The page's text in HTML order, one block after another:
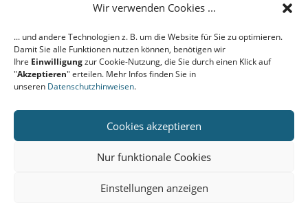
Wir verwenden Cookies ...
... und andere Technologien z. B. um die Website für Sie zu optimieren.
Damit Sie alle Funktionen nutzen können, benötigen wir
Ihre Einwilligungzur Cookie-Nutzung, die Sie durch einen Klick auf
"Akzeptieren" erteilen. Mehr Infos finden Sie in
unseren Datenschutzhinweisen.
Cookies akzeptieren
Nur funktionale Cookies
Einstellungen anzeigen
Werbung
DRESDEN • Langestr. 43 • 01159 Dresden • Fon: +49 (0) 351 /
311 49 01
BERLIN • Friedrichstr. 171 • 10117 Berlin • Fon: +49 (0) 351 / 311
Datenschutz
Impressum